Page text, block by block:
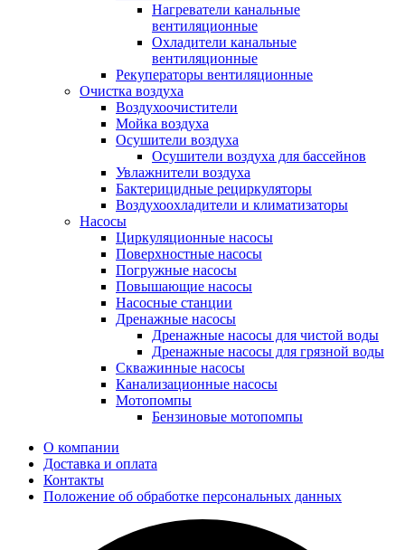
Нагреватели канальные
вентиляционные
Охладители канальные
вентиляционные
Рекуператоры вентиляционные
Очистка воздуха
Воздухоочистители
Мойка воздуха
Осушители воздуха
Осушители воздуха для бассейнов
Увлажнители воздуха
Бактерицидные рециркуляторы
Воздухоохладители и климатизаторы
Насосы
Циркуляционные насосы
Поверхностные насосы
Погружные насосы
Повышающие насосы
Насосные станции
Дренажные насосы
Дренажные насосы для чистой воды
Дренажные насосы для грязной воды
Скважинные насосы
Канализационные насосы
Мотопомпы
Бензиновые мотопомпы
О компании
Доставка и оплата
Контакты
Положение об обработке персональных данных